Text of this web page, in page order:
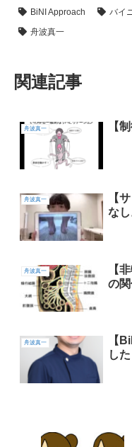
BiNI Approach バイ
舟波真一
関連記事
舟波真一 【
舟波真一
【
なし
舟波真一
【
の関
舟波真一
【
した